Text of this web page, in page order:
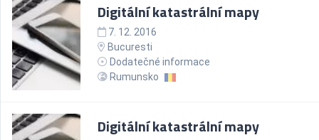
Digitální katastrální mapy
7. 12. 2016
Bucuresti
Dodatečné informace
Rumunsko
Digitální katastrální mapy